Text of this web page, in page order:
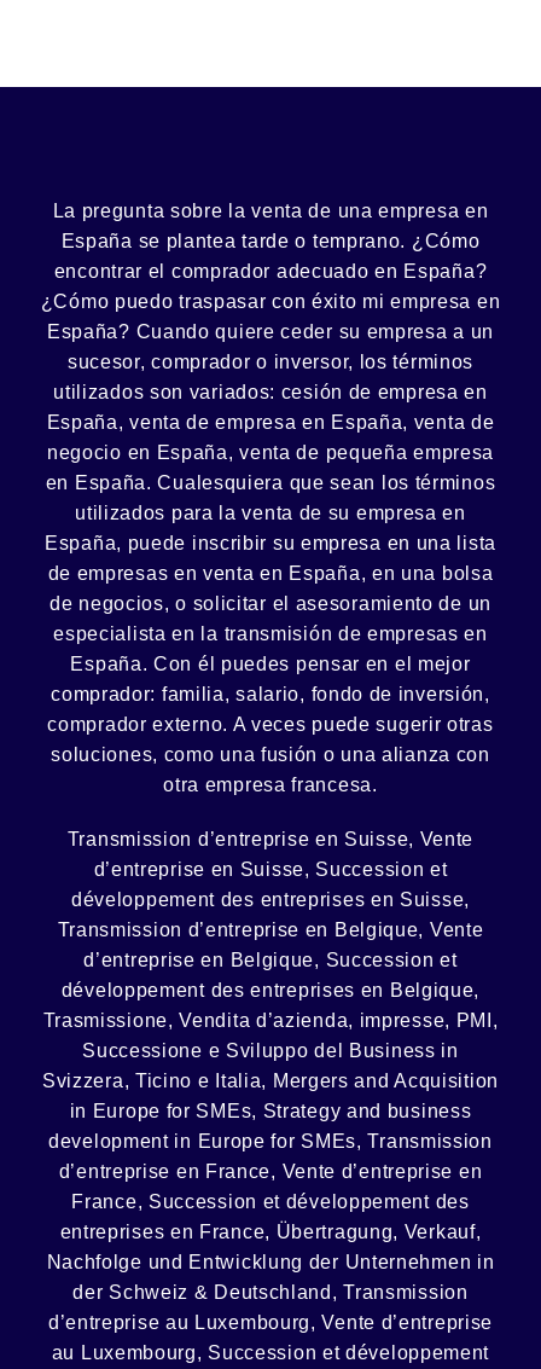
La pregunta sobre la venta de unaempresa en
España se plantea tarde o temprano. ¿Cómo
encontrar el comprador adecuado en España?
¿Cómo puedotraspasar con éxito mi empresa en
España? Cuando quiere ceder su empresa a un
sucesor, comprador o inversor, los términos
utilizados son variados: cesión de empresa en
España, venta de empresa en España, venta de
negocio en España, venta de pequeña empresa
en España. Cualesquiera que sean los términos
utilizados para la venta de su empresa en
España, puede inscribir su empresa en una lista
de empresas en venta en España, en una bolsa
de negocios, o solicitar el asesoramiento de un
especialista en la transmisión de empresas en
España. Con él puedes pensar en el mejor
comprador: familia,salario, fondo de inversión,
comprador externo. A veces puede sugerir otras
soluciones, como una fusión o unaalianza con
otra empresa francesa.
Transmission d’entreprise en Suisse, Vente
d’entreprise en Suisse, Succession et
développement des entreprises en Suisse,
Transmission d’entreprise en Belgique, Vente
d’entreprise en Belgique, Succession et
développement des entreprises en Belgique,
Trasmissione, Vendita d’azienda, impresse, PMI,
Successione e Sviluppo del Business in
Svizzera, Ticino e Italia, Mergers and Acquisition
in Europe for SMEs, Strategy and business
development in Europe for SMEs,Transmission
d’entreprise en France, Vente d’entreprise en
France, Succession et développement des
entreprises en France, Übertragung, Verkauf,
Nachfolge und Entwicklung der Unternehmen in
der Schweiz & Deutschland ,Transmission
d’entreprise au Luxembourg, Vente d’entreprise
au Luxembourg, Succession et développement